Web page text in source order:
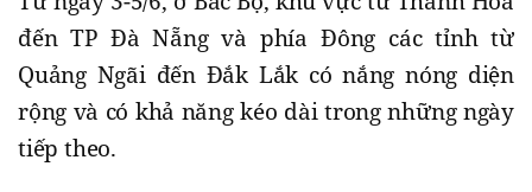
đến TP Đà Nẵng và phía Đông các tỉnh từ
Quảng Ngãi đến Đắk Lắk có nắng nóng diện
rộng và có khả năng kéo dài trong những ngày
tiếp theo.